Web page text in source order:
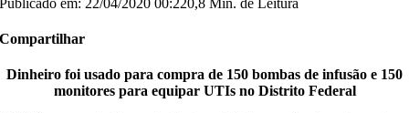
Compartilhar
Dinheiro foi usado para compra de 150 bombas de infusão e 150
monitores para equipar UTIs no Distrito Federal